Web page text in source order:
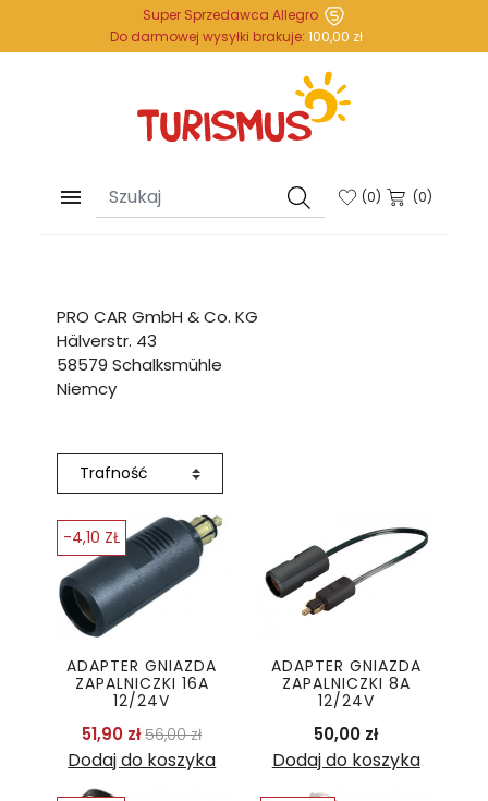
Do darmowej wysyłki brakuje: 100,00 zł
Super Sprzedawca Allegro
 (0) (0)
PRO CAR GmbH & Co. KG
Hälverstr. 43
58579 Schalksmühle
Niemcy
ADAPTER GNIAZDA
ZAPALNICZKI 16A
12/24V
51,90 złCena podstawowa
56,00 złCena
Dodaj do koszyka
-4,10 ZŁ
ADAPTER GNIAZDA
ZAPALNICZKI 8A
12/24V
50,00 złCena
Dodaj do koszyka